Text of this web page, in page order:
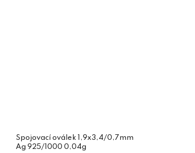
Spojovací oválek 1,9x3,4/0,7mm
Ag 925/1000 0,04g